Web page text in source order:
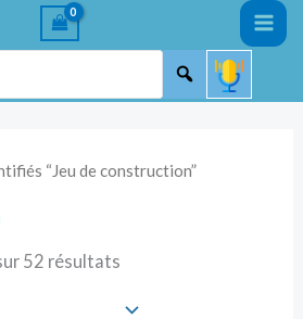
“Jeu de construction”
52 résultats